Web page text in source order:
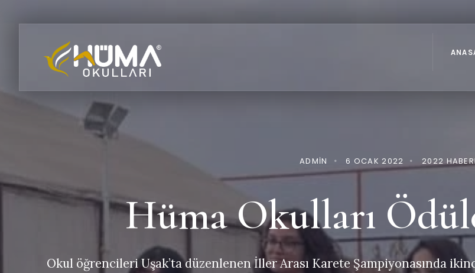
ADMIN • 6 OCAK 2022 • 2022
Hüma Okulları
Okul öğrencileri Uşak’ta düzenlenen İller Arası Karete Şampiyonasında